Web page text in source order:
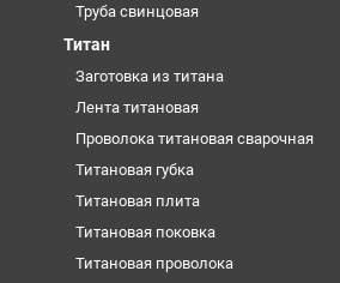
Труба свинцовая
Титан
Заготовка из титана
Лента титановая
Проволока титановая сварочная
Титановая губка
Титановая плита
Титановая поковка
Титановая проволока